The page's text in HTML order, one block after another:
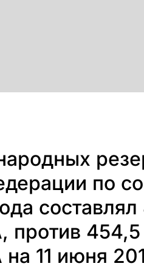
по
против
11 июня